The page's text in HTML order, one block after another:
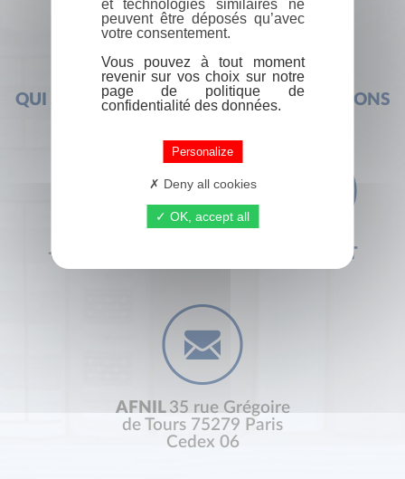
QUI SOMMES-NOUS ? FOIRE AUX QUESTIONS
+33 (0) 1 44 41 29 19 CONTACT
AFNIL 35 rue Grégoire
de Tours 75279 Paris
Cedex 06
et technologies similaires ne
peuvent être déposés qu’avec
votre consentement.
Vous pouvez à tout moment
revenir sur vos choix sur notre
page de politique de
confidentialité des données.
Personalize
Deny all cookies
OK, accept all